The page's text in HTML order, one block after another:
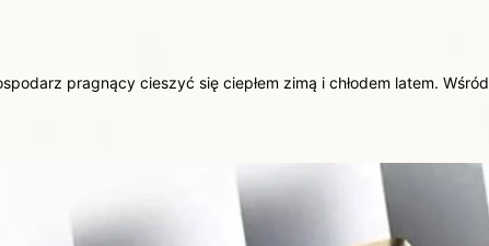
pragnący cieszyć się ciepłem zimą i chłodem latem. Wśród